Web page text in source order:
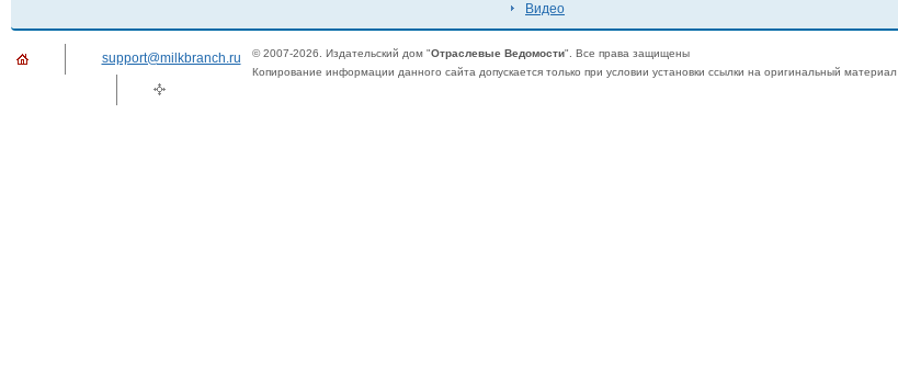
Видео
support@milkbranch.ru © 2007-2026. Издательский дом "Отраслевые Ведомости". Все права защищены
Копирование информации данного сайта допускается только при условии установки ссылки на оригинальный материал